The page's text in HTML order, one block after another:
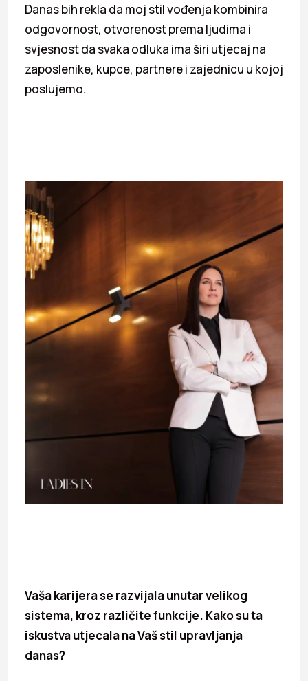
Danas bih rekla da moj stil vođenja kombinira
odgovornost, otvorenost prema ljudima i
svjesnost da svaka odluka ima širi utjecaj na
zaposlenike, kupce, partnere i zajednicu u kojoj
poslujemo.
Vaša karijera se razvijala unutar velikog
sistema, kroz različite funkcije. Kako su ta
iskustva utjecala na Vaš stil upravljanja
danas?